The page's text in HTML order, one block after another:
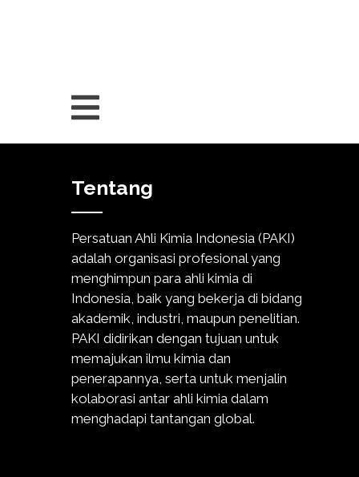
Tentang
Persatuan Ahli Kimia Indonesia (PAKI)
adalah organisasi profesional yang
menghimpun para ahli kimia di
Indonesia, baik yang bekerja di bidang
akademik, industri, maupun penelitian.
PAKI didirikan dengan tujuan untuk
memajukan ilmu kimia dan
penerapannya, serta untuk menjalin
kolaborasi antar ahli kimia dalam
menghadapi tantangan global.